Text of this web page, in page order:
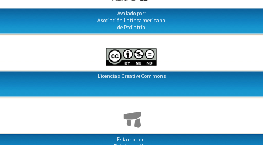
Avalado por:
Asociación Latinoamericana
de Pediatría
Licencias Creative Commons
Estamos en: